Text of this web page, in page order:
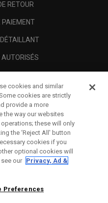
RETOUR
PAIEMENT
AUTORISÉS
cookies and similar
cookies are strictly
provide a more
the way our websites
these will only
the ‘Reject All' button
cookies if you
optional cookies will
our Privacy, Ad &
Preferences